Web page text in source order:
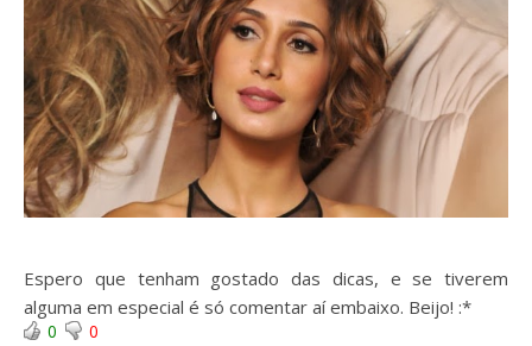
Espero que tenham gostado das dicas, e se tiverem
alguma em especial é só comentar aí embaixo. Beijo! :*
0 0